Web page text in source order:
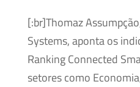
[:br]Thomaz
Systems, aponta os
Ranking Connected
setores como